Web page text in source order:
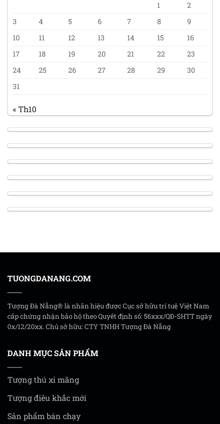
1
2
3
4 5 6 7 8
9
10
11 12 13 14 15
16
17
18 19 20 21 22
23
24
25 26 27 28 29
30
31
« Th10
TUONGDANANG.COM
Tượng Đà Nẵng® là nhãn hiệu được Cục sở hữu trí tuệ Việt Nam
cấp chứng nhận bảo hộ theo Quyết định số: 56xxx/QĐ-SHTT ngày
0x/12/20xx. Chủ sở hữu: CTY TNHH Tượng Đà Nẵng
DANH MỤC SẢN PHẨM
Tượng thú xi măng
Tượng điêu khắc mới
Sản phẩm bán chạy